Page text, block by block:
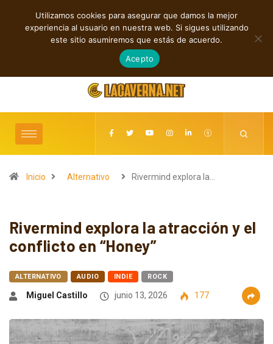
TENDENCIAS
Rock, folk e indie: cuatro estrenos independientes por descubrir
agosto 6, 2026
Inicio Alternativo Rivermind explora la…
Rivermind explora la atracción y el
conflicto en “Honey”
ALTERNATIVO AUDIO INDIE ROCK
Miguel Castillo junio 13, 2026 177
Utilizamos cookies para asegurar que damos la mejor
experiencia al usuario en nuestra web. Si sigues utilizando
este sitio asumiremos que estás de acuerdo.
Acepto